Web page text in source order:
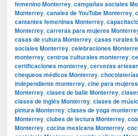
femenino Monterrey, campañas sociales
Monterrey, canales de YouTube Monterrey,
cantantes femeninas Monterrey,
Monterrey, carreras para mujeres
casas de cultura Monterrey, casas rurales
sociales Monterrey, celebraciones
monterrey, centros culturales monterrey,
certificaciones monterrey, cervezas
chequeos médicos Monterrey,
independiente monterrey, cine para
Monterrey, clases de baile Monterrey,
clases de inglés Monterrey, clases de
pintura Monterrey, clases de yoga
Monterrey, clubes de lectura Monterrey,
Monterrey, cocina mexicana Monterrey,